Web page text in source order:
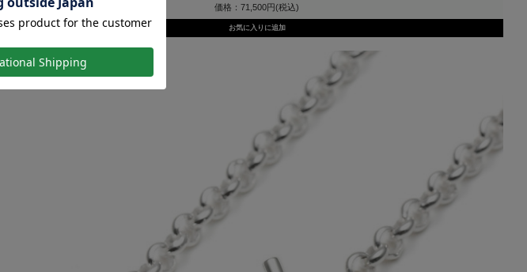
価格：71,500円(税込)